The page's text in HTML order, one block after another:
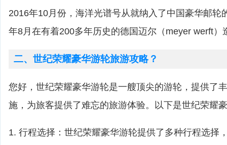
2016年10月份，海洋光谱号从就纳入了中国豪华邮轮
年8月在有着200多年历史的德国迈尔（meyer werft）
二、世纪荣耀豪华游轮旅游攻略？
您好，世纪荣耀豪华游轮是一艘顶尖的游轮，提供了
施，为旅客提供了难忘的旅游体验。以下是世纪荣耀
1. 行程选择：世纪荣耀豪华游轮提供了多种行程选择